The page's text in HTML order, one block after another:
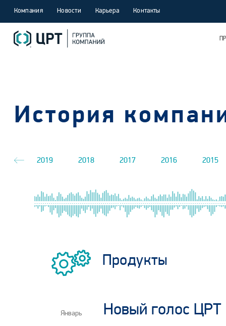
Компания Новости Карьера Контакты
История
2019 2018 2017 2016 2015
Продукты
Январь Новый голос ЦРТ